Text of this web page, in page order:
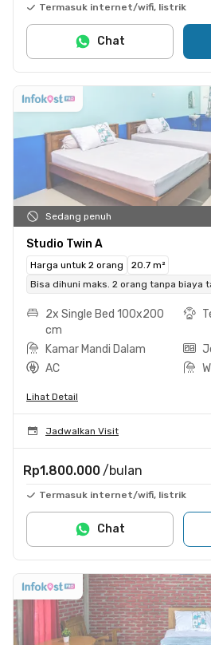
Termasuk internet/wifi, listrik
Chat
Sedang penuh
Studio Twin A
Harga untuk 2 orang
20.7 m²
Bisa dihuni maks. 2 orang tanpa biaya
2x Single Bed 100x200
cm
Kamar Mandi Dalam
AC
Lihat Detail
Jadwalkan Visit
Rp1.800.000 /bulan
Termasuk internet/wifi, listrik
Chat